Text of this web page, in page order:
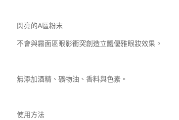
閃亮的A區粉末
不會與霧面區眼影衝突創造立體優雅眼妝效果。
無添加酒精、礦物油、香料與色素。
使用方法